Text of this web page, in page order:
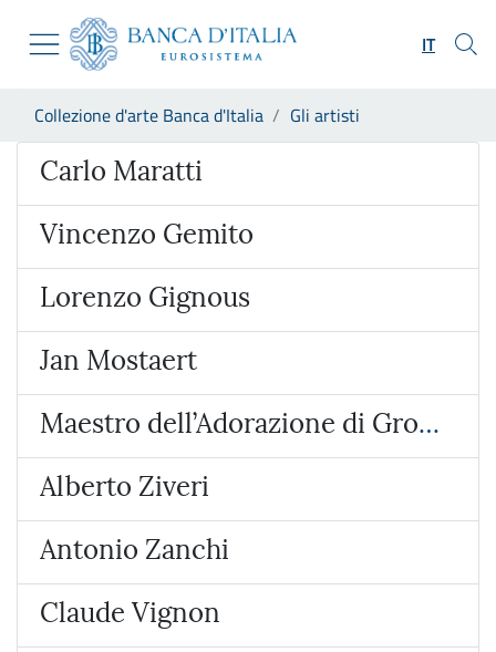
Skip to Main Content
Vai al sito istituzionale
Vai al menu di navigazione
Vai alla ricerca
Vai al footer
IT
Collezione d'arte Banca d'Italia Gli artisti
Artista
Carlo Maratti
Vincenzo Gemito
Lorenzo Gignous
Jan Mostaert
Maestro dell’Adorazione di Groote
Alberto Ziveri
Antonio Zanchi
Claude Vignon